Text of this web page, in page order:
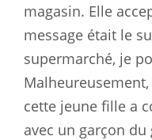
magasin. Elle
message était le
supermarché, je
cette jeune fille a
avec un garçon